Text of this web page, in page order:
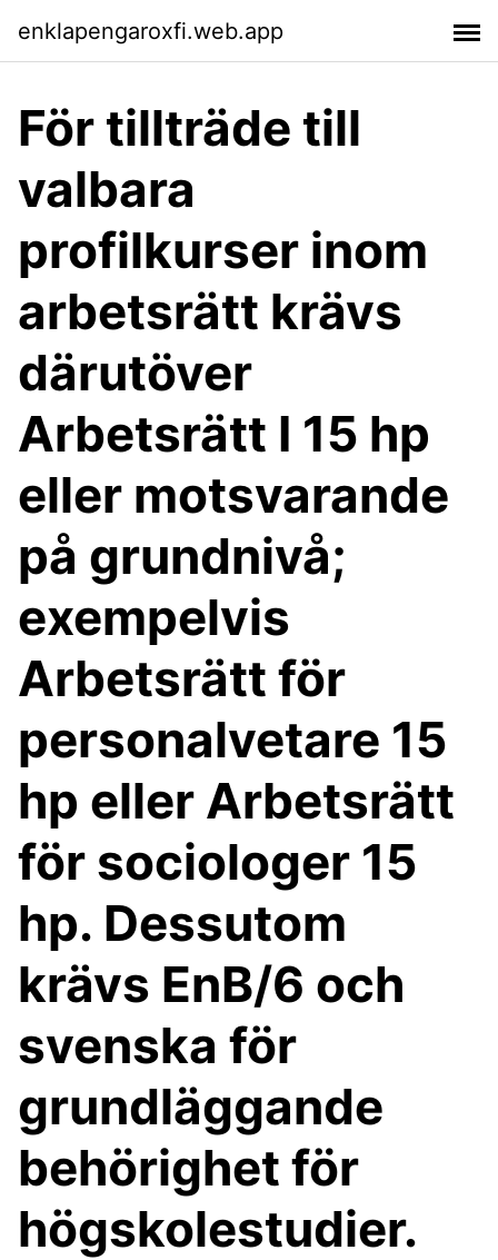
enklapengaroxfi.web.app
För tillträde till
valbara
profilkurser inom
arbetsrätt krävs
därutöver
Arbetsrätt I 15 hp
eller motsvarande
på grundnivå;
exempelvis
Arbetsrätt för
personalvetare 15
hp eller Arbetsrätt
för sociologer 15
hp. Dessutom
krävs EnB/6 och
svenska för
grundläggande
behörighet för
högskolestudier.